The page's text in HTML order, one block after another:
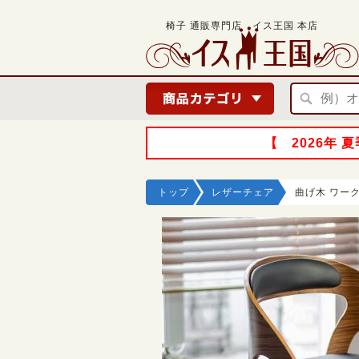
椅子 通販専門店 イス王国 本店
【 2026年 夏
トップ レザーチェア 曲げ木 ワー